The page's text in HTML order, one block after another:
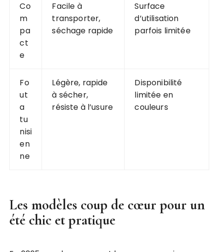
Co
m
pa
ct
e
Facile à
transporter,
séchage rapide
Surface
d’utilisation
parfois limitée
Fo
ut
a
tu
nisi
en
ne
Légère, rapide
à sécher,
résiste à l’usure
Disponibilité
limitée en
couleurs
Les modèles coup de cœur pour un
été chic et pratique